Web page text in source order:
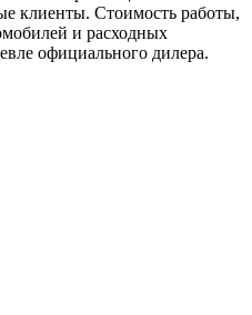
клиенты. Стоимость работы,
и расходных
официального дилера.